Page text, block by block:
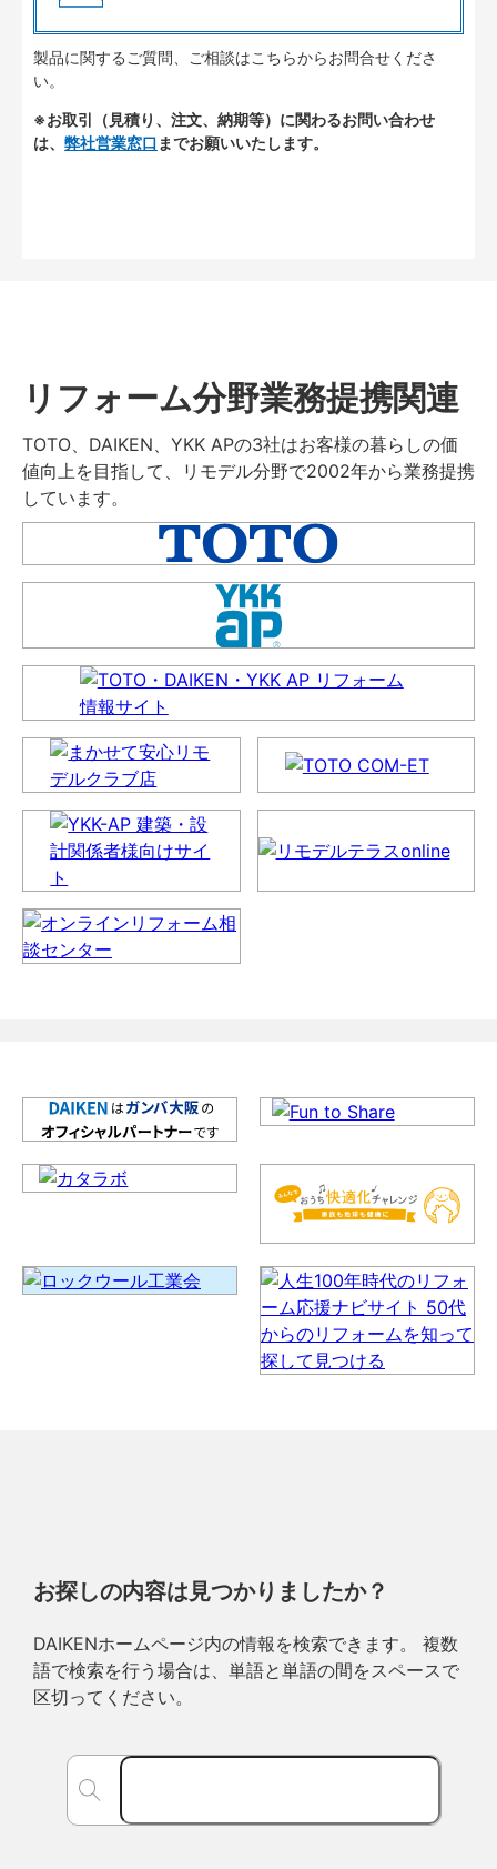
製品に関するご質問、ご相談はこちらからお問合せくださ
い。
※お取引（見積り、注文、納期等）に関わるお問い合わせ
は、 弊社営業窓口 までお願いいたします。
リフォーム分野業務提携関連
TOTO、DAIKEN、YKK APの3社はお客様の暮らしの価
値向上を目指して、リモデル分野で2002年から業務提携
しています。
お探しの内容は見つかりましたか？
DAIKENホームページ内の情報を検索できます。 複数
語で検索を行う場合は、単語と単語の間をスペースで
区切ってください。